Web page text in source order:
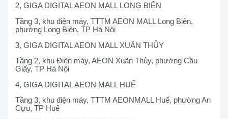
2, GIGA DIGITAL AEON MALL LONG BIÊN
Tầng 3, khu điện máy, TTTM AEON MALL Long Biên,
phường Long Biên, TP Hà Nội
3, GIGA DIGITAL AEON MALL XUÂN THỦY
Tầng 2, khu Điện máy, AEON Xuân Thủy, phường Cầu
Giấy, TP Hà Nội
4, GIGA DIGITAL AEON MALL HUẾ
Tầng 3, khu điện máy, TTTM AEONMALL Huế, phường An
Cựu, TP Huế